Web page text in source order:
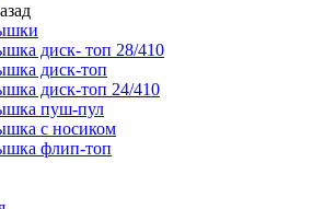
диск- топ 28/410
диск-топ
диск-топ 24/410
пуш-пул
с носиком
флип-топ